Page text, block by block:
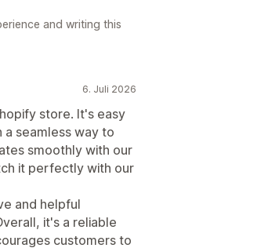
and writing this
6. Juli 2026
store. It's easy
seamless way to
smoothly with our
it perfectly with our
and helpful
it's a reliable
customers to